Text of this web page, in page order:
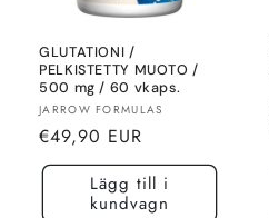
GLUTATIONI /
PELKISTETTY MUOTO /
500 mg / 60 vkaps.
Säljare:
JARROW FORMULAS
Normalt
pris
€49,90 EUR
Lägg till i
kundvagn